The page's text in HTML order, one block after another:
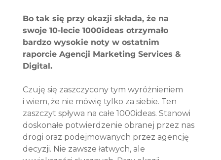
Bo tak się przy okazji składa, że na
swoje 10-lecie 1000ideas otrzymało
bardzo wysokie noty w ostatnim
raporcie Agencji Marketing Services &
Digital.
Czuję się zaszczycony tym wyróżnieniem
i wiem, że nie mówię tylko za siebie. Ten
zaszczyt spływa na całe 1000ideas. Stanowi
doskonałe potwierdzenie obranej przez nas
drogi oraz podejmowanych przez agencję
decyzji. Nie zawsze łatwych, ale